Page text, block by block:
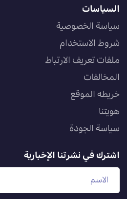
السياسات
سياسة الخصوصية
شروط الاستخدام
ملفات تعريف الارتباط
المخالفات
خريطه الموقع
هويتنا
سياسة الجودة
اشترك في نشرتنا الإخبارية